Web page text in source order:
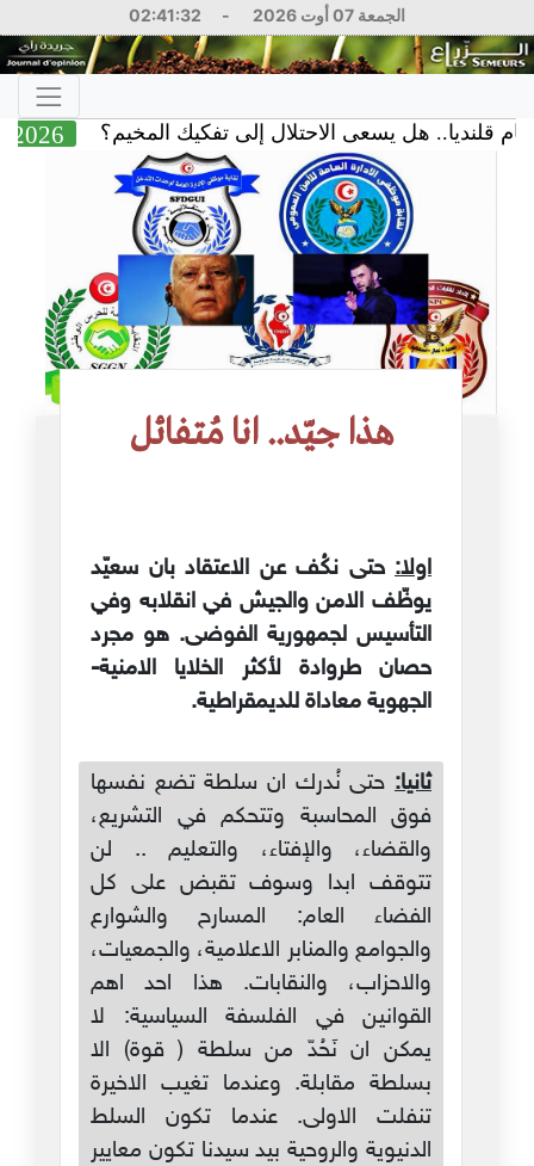
الجمعة 07 أوت 2026 -
02:41:32
2026 هل يسعى الاحتلال إلى تفكيك المخيم؟
هذا جيّد.. انا مُتفائل
اولا: حتى نكُف عن الاعتقاد بان سعيّد
يوظّف الامن والجيش في انقلابه وفي
التأسيس لجمهورية الفوضى. هو مجرد
حصان طروادة لأكثر الخلايا الامنية-
الجهوية معاداة للديمقراطية.
ثانيا: حتى نُدرك ان سلطة تضع نفسها
فوق المحاسبة وتتحكم في التشريع،
والقضاء، والإفتاء، والتعليم .. لن
تتوقف ابدا وسوف تقبض على كل
الفضاء العام: المسارح والشوارع
والجوامع والمنابر الاعلامية، والجمعيات،
والاحزاب، والنقابات. هذا احد اهم
القوانين في الفلسفة السياسية: لا
يمكن ان نَحُدّ من سلطة ( قوة) الا
بسلطة مقابلة. وعندما تغيب الاخيرة
تنفلت الاولى. عندما تكون السلط
الدنيوية والروحية بيد سيدنا تكون معايير